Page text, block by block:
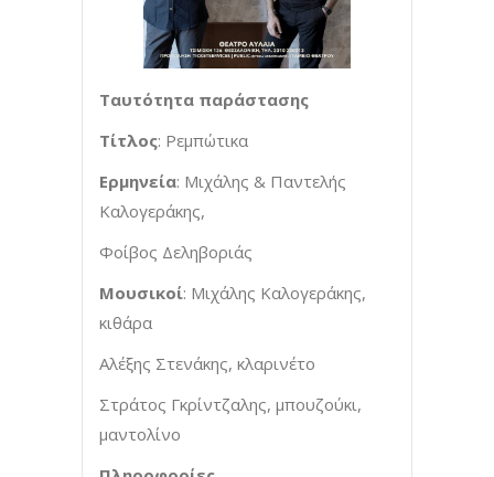
Ταυτότητα παράστασης
Τίτλος: Ρεμπώτικα
Ερμηνεία: Μιχάλης & Παντελής
Καλογεράκης,
Φοίβος Δεληβοριάς
Μουσικοί: Μιχάλης Καλογεράκης,
κιθάρα
Αλέξης Στενάκης, κλαρινέτο
Στράτος Γκρίντζαλης, μπουζούκι,
μαντολίνο